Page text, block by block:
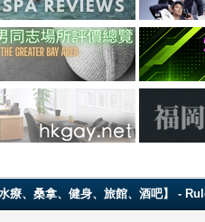
、桑拿、健身、旅館、酒吧】 -